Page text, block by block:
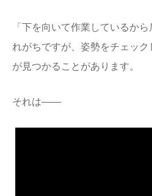
「下を向いて作業しているか
れがちですが、姿勢をチェッ
が見つかることがあります。
それは――